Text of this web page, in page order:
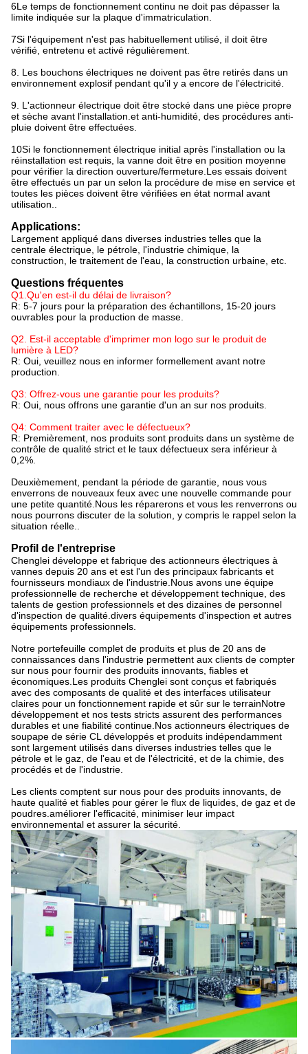
6Le temps de fonctionnement continu ne doit pas dépasser la
limite indiquée sur la plaque d'immatriculation.
7Si l'équipement n'est pas habituellement utilisé, il doit être
vérifié, entretenu et activé régulièrement.
8. Les bouchons électriques ne doivent pas être retirés dans un
environnement explosif pendant qu'il y a encore de l'électricité.
9. L'actionneur électrique doit être stocké dans une pièce propre
et sèche avant l'installation.et anti-humidité, des procédures anti-
pluie doivent être effectuées.
10Si le fonctionnement électrique initial après l'installation ou la
réinstallation est requis, la vanne doit être en position moyenne
pour vérifier la direction ouverture/fermeture.Les essais doivent
être effectués un par un selon la procédure de mise en service et
toutes les pièces doivent être vérifiées en état normal avant
utilisation..
Applications:
Largement appliqué dans diverses industries telles que la
centrale électrique, le pétrole, l'industrie chimique, la
construction, le traitement de l'eau, la construction urbaine, etc.
Questions fréquentes
Q1.Qu'en est-il du délai de livraison?
R: 5-7 jours pour la préparation des échantillons, 15-20 jours
ouvrables pour la production de masse.
Q2. Est-il acceptable d'imprimer mon logo sur le produit de
lumière à LED?
R: Oui, veuillez nous en informer formellement avant notre
production.
Q3: Offrez-vous une garantie pour les produits?
R: Oui, nous offrons une garantie d'un an sur nos produits.
Q4: Comment traiter avec le défectueux?
R: Premièrement, nos produits sont produits dans un système de
contrôle de qualité strict et le taux défectueux sera inférieur à
0,2%.
Deuxièmement, pendant la période de garantie, nous vous
enverrons de nouveaux feux avec une nouvelle commande pour
une petite quantité.Nous les réparerons et vous les renverrons ou
nous pourrons discuter de la solution, y compris le rappel selon la
situation réelle..
Profil de l'entreprise
Chenglei développe et fabrique des actionneurs électriques à
vannes depuis 20 ans et est l'un des principaux fabricants et
fournisseurs mondiaux de l'industrie.Nous avons une équipe
professionnelle de recherche et développement technique, des
talents de gestion professionnels et des dizaines de personnel
d'inspection de qualité.divers équipements d'inspection et autres
équipements professionnels.
Notre portefeuille complet de produits et plus de 20 ans de
connaissances dans l'industrie permettent aux clients de compter
sur nous pour fournir des produits innovants, fiables et
économiques.Les produits Chenglei sont conçus et fabriqués
avec des composants de qualité et des interfaces utilisateur
claires pour un fonctionnement rapide et sûr sur le terrainNotre
développement et nos tests stricts assurent des performances
durables et une fiabilité continue.Nos actionneurs électriques de
soupape de série CL développés et produits indépendamment
sont largement utilisés dans diverses industries telles que le
pétrole et le gaz, de l'eau et de l'électricité, et de la chimie, des
procédés et de l'industrie.
Les clients comptent sur nous pour des produits innovants, de
haute qualité et fiables pour gérer le flux de liquides, de gaz et de
poudres.améliorer l'efficacité, minimiser leur impact
environnemental et assurer la sécurité.